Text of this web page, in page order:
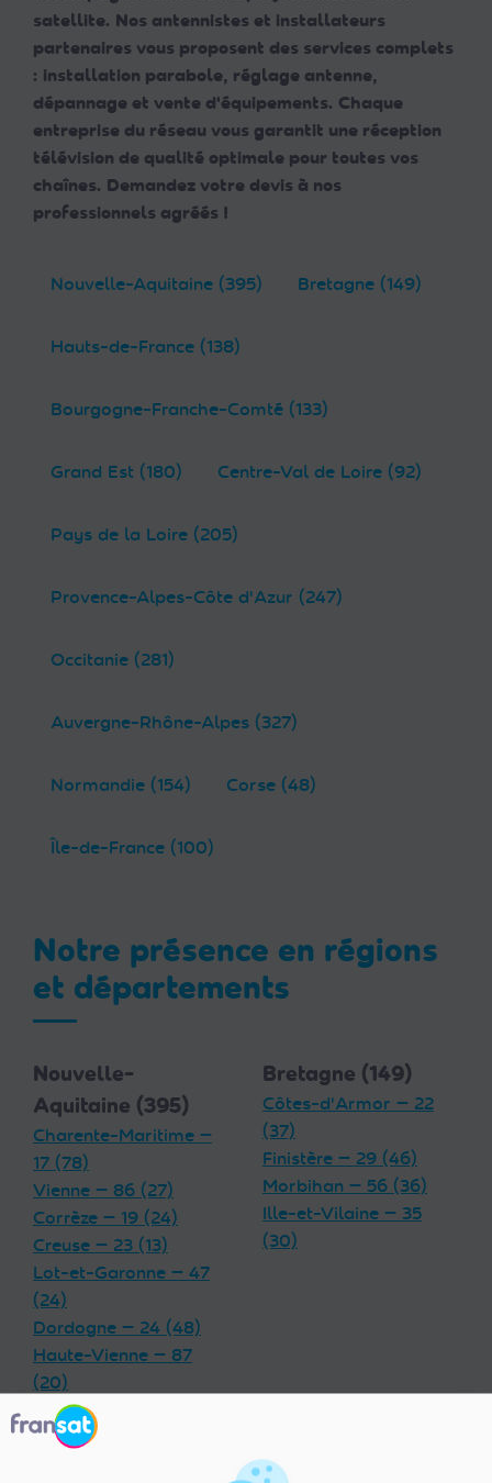
satellite. Nos antennistes et installateurs
partenaires vous proposent des services complets
: installation parabole, réglage antenne,
dépannage et vente d'équipements. Chaque
entreprise du réseau vous garantit une réception
télévision de qualité optimale pour toutes vos
chaînes. Demandez votre devis à nos
professionnels agréés !
Nouvelle-Aquitaine (395) Bretagne (149)
Hauts-de-France (138)
Bourgogne-Franche-Comté (133)
Grand Est (180) Centre-Val de Loire (92)
Pays de la Loire (205)
Provence-Alpes-Côte d'Azur (247)
Occitanie (281)
Auvergne-Rhône-Alpes (327)
Normandie (154) Corse (48)
Île-de-France (100)
Notre présence en régions
et départements
Nouvelle-
Aquitaine (395)
Charente-Maritime —
17 (78)
Vienne — 86 (27)
Corrèze — 19 (24)
Creuse — 23 (13)
Lot-et-Garonne — 47
(24)
Dordogne — 24 (48)
Haute-Vienne — 87
(20)
Charente — 16 (32)
Landes — 40 (33)
Bretagne (149)
Côtes-d'Armor — 22
(37)
Finistère — 29 (46)
Morbihan — 56 (36)
Ille-et-Vilaine — 35
(30)